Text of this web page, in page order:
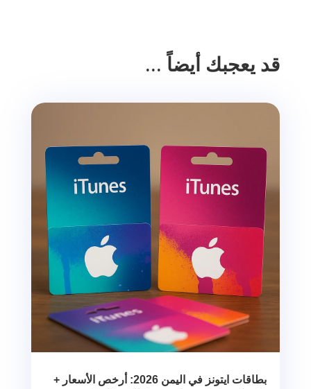
قد يعجبك أيضاً ...
بطاقات ايتونز في اليمن 2026: أرخص الأسعار +